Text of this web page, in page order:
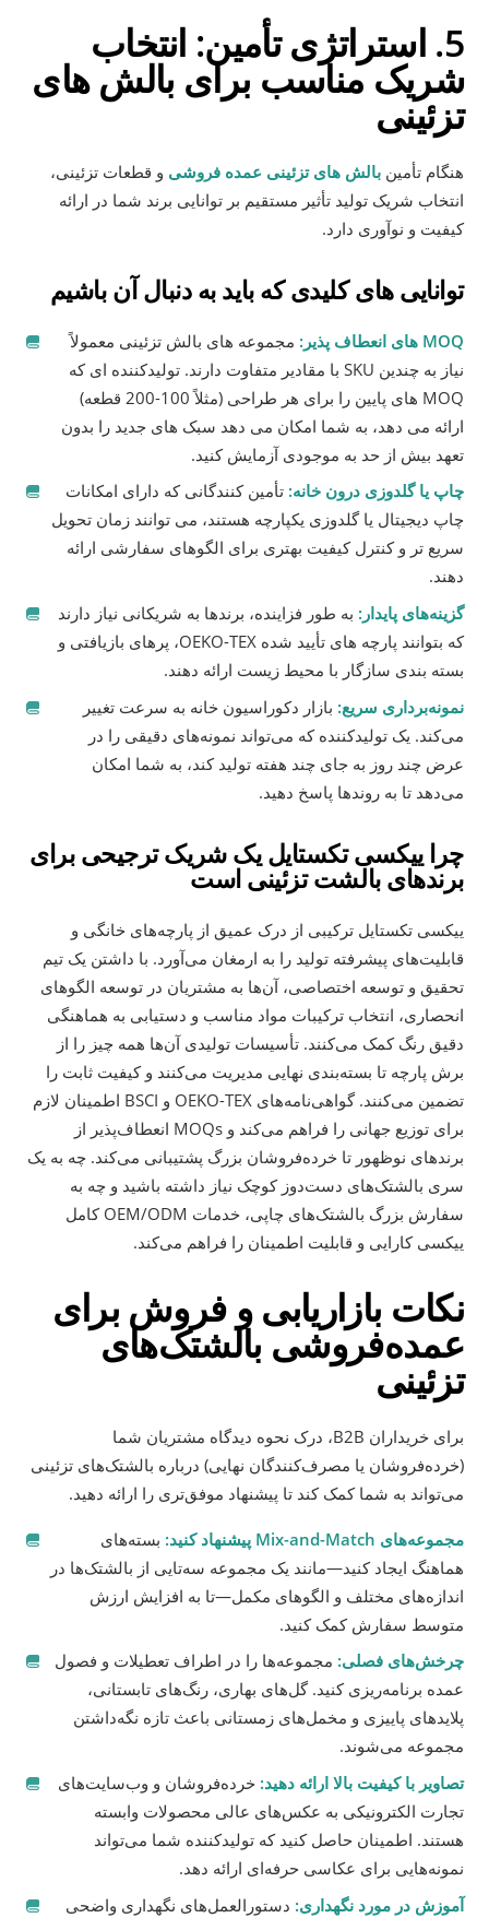
5. استراتژی تأمین: انتخاب
شریک مناسب برای بالش های
تزئینی
هنگام تأمینبالش های تزئینی عمده فروشی و قطعات تزئینی،
انتخاب شریک تولید تأثیر مستقیم بر توانایی برند شما در ارائه
کیفیت و نوآوری دارد.
توانایی های کلیدی که باید به دنبال آن باشیم
MOQ های انعطاف پذیر:
مجموعه های بالش تزئینی معمولاً
نیاز به چندین SKU با مقادیر متفاوت دارند. تولیدکننده ای که
MOQ های پایین را برای هر طراحی (مثلاً 100-200 قطعه)
ارائه می دهد، به شما امکان می دهد سبک های جدید را بدون
تعهد بیش از حد به موجودی آزمایش کنید.
چاپ یا گلدوزی درون خانه: تأمین کنندگانی که دارای امکانات
چاپ دیجیتال یا گلدوزی یکپارچه هستند، می توانند زمان تحویل
سریع تر و کنترل کیفیت بهتری برای الگوهای سفارشی ارائه
دهند.
گزینه‌های پایدار: به طور فزاینده، برندها به شریکانی نیاز دارند
که بتوانند پارچه های تأیید شده OEKO-TEX، پرهای بازیافتی و
بسته بندی سازگار با محیط زیست ارائه دهند.
نمونه‌برداری سریع: بازار دکوراسیون خانه به سرعت تغییر
می‌کند. یک تولیدکننده که می‌تواند نمونه‌های دقیقی را در
عرض چند روز به جای چند هفته تولید کند، به شما امکان
می‌دهد تا به روندها پاسخ دهید.
چرا ییکسی تکستایل یک شریک ترجیحی برای
برندهای بالشت تزئینی است
ییکسی تکستایل ترکیبی از درک عمیق از پارچه‌های خانگی و
قابلیت‌های پیشرفته تولید را به ارمغان می‌آورد. با داشتن یک تیم
تحقیق و توسعه اختصاصی، آن‌ها به مشتریان در توسعه الگوهای
انحصاری، انتخاب ترکیبات مواد مناسب و دستیابی به هماهنگی
دقیق رنگ کمک می‌کنند. تأسیسات تولیدی آن‌ها همه چیز را از
برش پارچه تا بسته‌بندی نهایی مدیریت می‌کنند و کیفیت ثابت را
تضمین می‌کنند. گواهی‌نامه‌های OEKO-TEX و BSCI اطمینان لازم
برای توزیع جهانی را فراهم می‌کند و MOQs انعطاف‌پذیر از
برندهای نوظهور تا خرده‌فروشان بزرگ پشتیبانی می‌کند. چه به یک
سری بالشتک‌های دست‌دوز کوچک نیاز داشته باشید و چه به
سفارش بزرگ بالشتک‌های چاپی، خدمات OEM/ODM کامل
ییکسی کارایی و قابلیت اطمینان را فراهم می‌کند.
نکات بازاریابی و فروش برای
عمده‌فروشی بالشتک‌های
تزئینی
برای خریداران B2B، درک نحوه دیدگاه مشتریان شما
(خرده‌فروشان یا مصرف‌کنندگان نهایی) درباره بالشتک‌های تزئینی
می‌تواند به شما کمک کند تا پیشنهاد موفق‌تری را ارائه دهید.
مجموعه‌های Mix-and-Match پیشنهاد کنید:
بسته‌های
هماهنگ ایجاد کنید—مانند یک مجموعه سه‌تایی از بالشتک‌ها در
اندازه‌های مختلف و الگوهای مکمل—تا به افزایش ارزش
متوسط سفارش کمک کنید.
چرخش‌های فصلی: مجموعه‌ها را در اطراف تعطیلات و فصول
عمده برنامه‌ریزی کنید. گل‌های بهاری، رنگ‌های تابستانی،
پلایدهای پاییزی و مخمل‌های زمستانی باعث تازه نگه‌داشتن
مجموعه می‌شوند.
تصاویر با کیفیت بالا ارائه دهید: خرده‌فروشان و وب‌سایت‌های
تجارت الکترونیکی به عکس‌های عالی محصولات وابسته
هستند. اطمینان حاصل کنید که تولیدکننده شما می‌تواند
نمونه‌هایی برای عکاسی حرفه‌ای ارائه دهد.
آموزش در مورد نگهداری: دستورالعمل‌های نگهداری واضحی